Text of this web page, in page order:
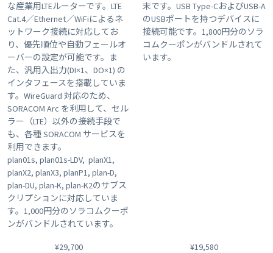
#海外キャリア網 対応商品 #plan01s-LDV #3G #GPS
Clear All
な産業用LTEルーターです。LTE
Cat.4／Ethernet／WiFiによるネ
ットワーク接続に対応してお
り、優先順位や自動フェールオ
ーバーの設定が可能です。ま
た、汎用入出力(DI×1、DO×1) の
インタフェースを搭載していま
す。WireGuard 対応のため、
SORACOM Arc を利用して、セル
ラー（LTE）以外の接続手段で
も、各種 SORACOM サービスを
利用できます。
plan01s, plan01s-LDV, planX1,
planX2, planX3, planP1, plan-D,
plan-DU, plan-K, plan-K2のサブス
クリプションに対応していま
す。1,000円分のソラコムクーポ
ンがバンドルされています。
¥29,700
末です。USB Type-CおよびUSB-A
のUSBポートを持つデバイスに
接続可能です。1,800円分のソラ
コムクーポンがバンドルされて
います。
¥19,580